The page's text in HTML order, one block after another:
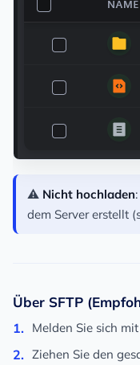
⚠️ Nicht hochladen
dem Server erstellt
Über SFTP
Melden Sie sich
Ziehen Sie den